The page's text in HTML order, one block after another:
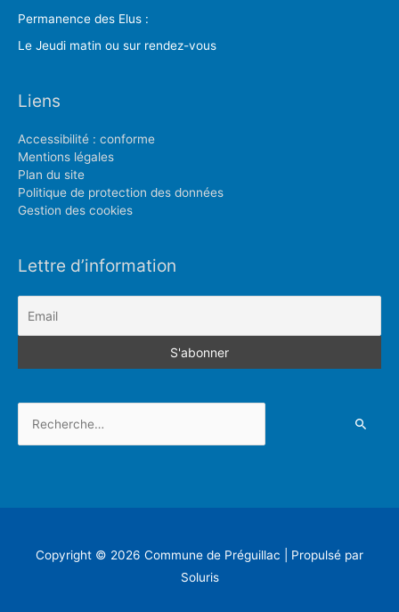
Permanence des Elus :
Le Jeudi matin ou sur rendez-vous
Liens
Accessibilité : conforme
Mentions légales
Plan du site
Politique de protection des données
Gestion des cookies
Lettre d’information
Copyright © 2026 Commune de Préguillac | Propulsé par
Soluris